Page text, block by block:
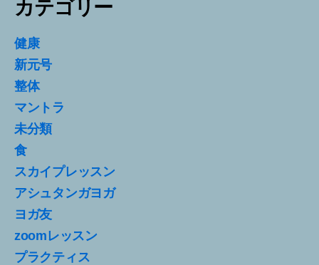
カテゴリー
健康
新元号
整体
マントラ
未分類
食
スカイプレッスン
アシュタンガヨガ
ヨガ友
zoomレッスン
プラクティス